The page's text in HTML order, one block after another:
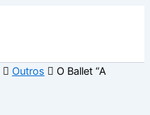
Outros
O Ballet “A